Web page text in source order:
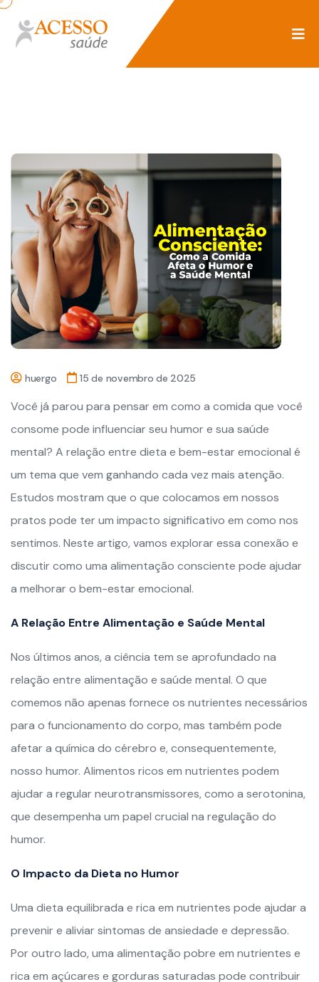
huergo 15 de novembro de 2025
Você já parou para pensar em como a comida que você
consome pode influenciar seu humor e sua saúde
mental? A relação entre dieta e bem-estar emocional é
um tema que vem ganhando cada vez mais atenção.
Estudos mostram que o que colocamos em nossos
pratos pode ter um impacto significativo em como nos
sentimos. Neste artigo, vamos explorar essa conexão e
discutir como uma alimentação consciente pode ajudar
a melhorar o bem-estar emocional.
A Relação Entre Alimentação e Saúde Mental
Nos últimos anos, a ciência tem se aprofundado na
relação entre alimentação e saúde mental. O que
comemos não apenas fornece os nutrientes necessários
para o funcionamento do corpo, mas também pode
afetar a química do cérebro e, consequentemente,
nosso humor. Alimentos ricos em nutrientes podem
ajudar a regular neurotransmissores, como a serotonina,
que desempenha um papel crucial na regulação do
humor.
O Impacto da Dieta no Humor
Uma dieta equilibrada e rica em nutrientes pode ajudar a
prevenir e aliviar sintomas de ansiedade e depressão.
Por outro lado, uma alimentação pobre em nutrientes e
rica em açúcares e gorduras saturadas pode contribuir